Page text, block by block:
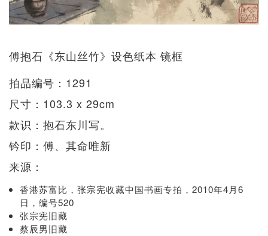
傅抱石《东山丝竹》设色纸本 镜框
拍品编号：1291
尺寸：103.3 x 29cm
款识：抱石东川写。
钤印：傅、其命唯新
来源：
香港苏富比，张宗宪收藏中国书画专拍，2010年4月6
日，编号520
张宗宪旧藏
蔡辰男旧藏